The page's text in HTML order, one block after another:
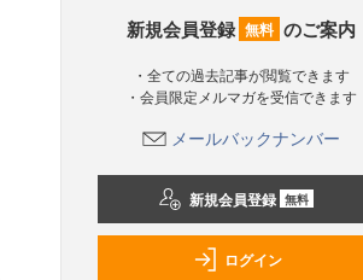
新規会員登録 無料 のご案内
・全ての過去記事が閲覧できます
・会員限定メルマガを受信できます
メールバックナンバー
新規会員登録 無料
ログイン